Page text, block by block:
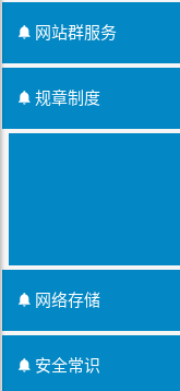
网站群服务
规章制度
网络存储
安全常识